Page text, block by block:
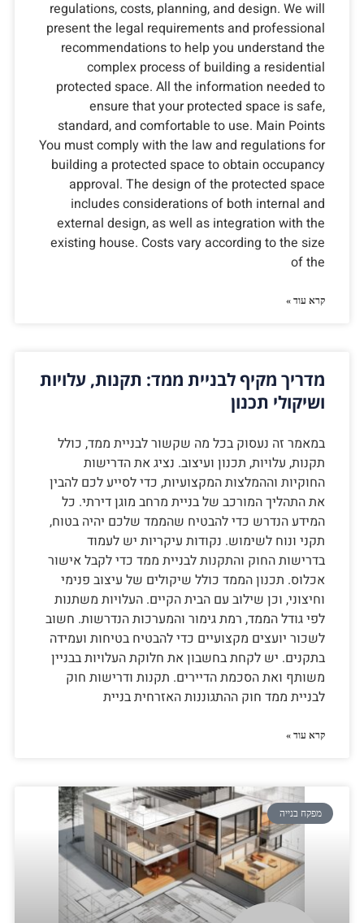
regulations, costs, planning, and design. We will
present the legal requirements and professional
recommendations to help you understand the
complex process of building a residential
protected space. All the information needed to
ensure that your protected space is safe,
standard, and comfortable to use. Main Points
You must comply with the law and regulations for
building a protected space to obtain occupancy
approval. The design of the protected space
includes considerations of both internal and
external design, as well as integration with the
existing house. Costs vary according to the size
of the
קרא עוד »
מדריך מקיף לבניית ממד: תקנות, עלויות
ושיקולי תכנון
במאמר זה נעסוק בכל מה שקשור לבניית ממד, כולל
תקנות, עלויות, תכנון ועיצוב. נציג את הדרישות
החוקיות וההמלצות המקצועיות, כדי לסייע לכם להבין
את התהליך המורכב של בניית מרחב מוגן דירתי. כל
המידע הנדרש כדי להבטיח שהממד שלכם יהיה בטוח,
תקני ונוח לשימוש. נקודות עיקריות יש לעמוד
בדרישות החוק והתקנות לבניית ממד כדי לקבל אישור
אכלוס. תכנון הממד כולל שיקולים של עיצוב פנימי
וחיצוני, וכן שילוב עם הבית הקיים. העלויות משתנות
לפי גודל הממד, רמת גימור והמערכות הנדרשות. חשוב
לשכור יועצים מקצועיים כדי להבטיח בטיחות ועמידה
בתקנים. יש לקחת בחשבון את חלוקת העלויות בבניין
משותף ואת הסכמת הדיירים. תקנות ודרישות חוק
לבניית ממד חוק ההתגוננות האזרחית בניית
קרא עוד »
מפקח בנייה